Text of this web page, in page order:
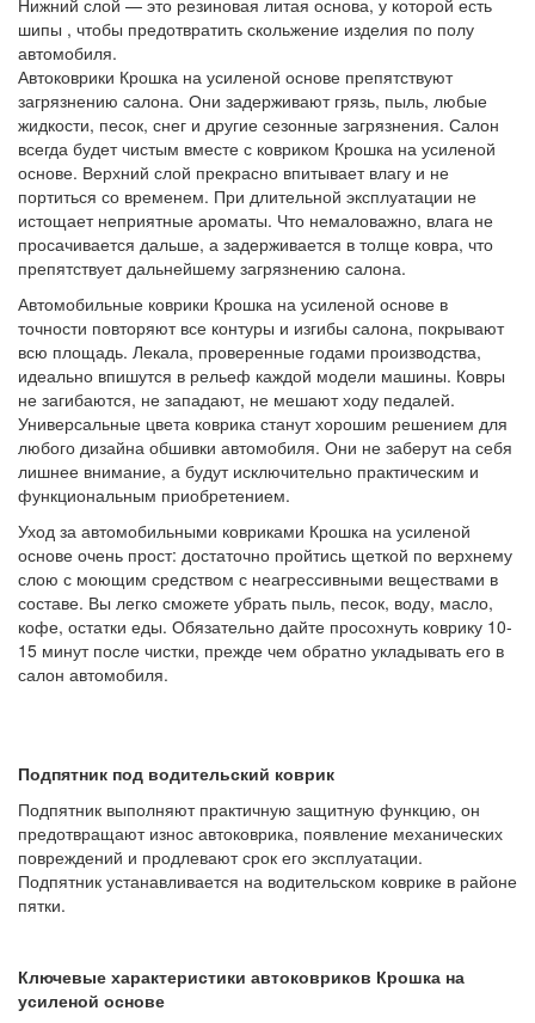
Нижний слой — это резиновая литая основа, у которой есть
шипы , чтобы предотвратить скольжение изделия по полу
автомобиля.
Автоковрики Крошка на усиленой основе препятствуют
загрязнению салона. Они задерживают грязь, пыль, любые
жидкости, песок, снег и другие сезонные загрязнения. Салон
всегда будет чистым вместе с ковриком Крошка на усиленой
основе. Верхний слой прекрасно впитывает влагу и не
портиться со временем. При длительной эксплуатации не
истощает неприятные ароматы. Что немаловажно, влага не
просачивается дальше, а задерживается в толще ковра, что
препятствует дальнейшему загрязнению салона.
Автомобильные коврики Крошка на усиленой основе в
точности повторяют все контуры и изгибы салона, покрывают
всю площадь. Лекала, проверенные годами производства,
идеально впишутся в рельеф каждой модели машины. Ковры
не загибаются, не западают, не мешают ходу педалей.
Универсальные цвета коврика станут хорошим решением для
любого дизайна обшивки автомобиля. Они не заберут на себя
лишнее внимание, а будут исключительно практическим и
функциональным приобретением.
Уход за автомобильными ковриками Крошка на усиленой
основе очень прост: достаточно пройтись щеткой по верхнему
слою с моющим средством с неагрессивными веществами в
составе. Вы легко сможете убрать пыль, песок, воду, масло,
кофе, остатки еды. Обязательно дайте просохнуть коврику 10-
15 минут после чистки, прежде чем обратно укладывать его в
салон автомобиля.
Подпятник под водительский коврик
Подпятник выполняют практичную защитную функцию, он
предотвращают износ автоковрика, появление механических
повреждений и продлевают срок его эксплуатации.
Подпятник устанавливается на водительском коврике в районе
пятки.
Ключевые характеристики автоковриков Крошка на
усиленой основе